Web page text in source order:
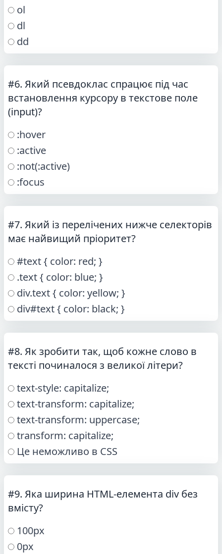
ol
dl
dd
#6. Який псевдоклас спрацює під час
встановлення курсору в текстове поле
(input)?
:hover
:active
:not(:active)
:focus
#7. Який із перелічених нижче селекторів
має найвищий пріоритет?
#text { color: red; }
.text { color: blue; }
div.text { color: yellow; }
div#text { color: black; }
#8. Як зробити так, щоб кожне слово в
тексті починалося з великої літери?
text-style: capitalize;
text-transform: capitalize;
text-transform: uppercase;
transform: capitalize;
Це неможливо в CSS
#9. Яка ширина HTML-елемента div без
вмісту?
100px
0px